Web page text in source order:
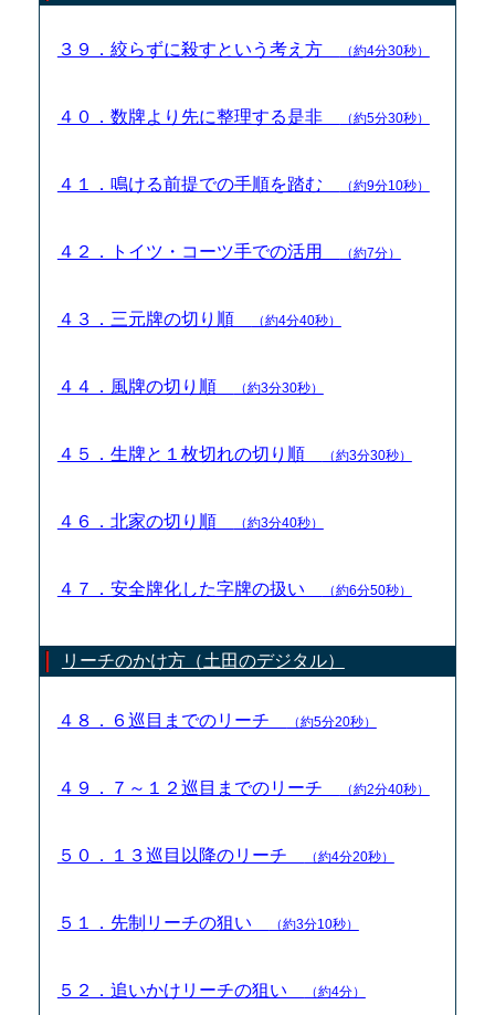
３９．絞らずに殺すという考え方 （約4分30秒）
４０．数牌より先に整理する是非 （約5分30秒）
４１．鳴ける前提での手順を踏む （約9分10秒）
４２．トイツ・コーツ手での活用 （約7分）
４３．三元牌の切り順 （約4分40秒）
４４．風牌の切り順 （約3分30秒）
４５．生牌と１枚切れの切り順 （約3分30秒）
４６．北家の切り順 （約3分40秒）
４７．安全牌化した字牌の扱い （約6分50秒）
リーチのかけ方（土田のデジタル）
４８．６巡目までのリーチ （約5分20秒）
４９．７～１２巡目までのリーチ （約2分40秒）
５０．１３巡目以降のリーチ （約4分20秒）
５１．先制リーチの狙い （約3分10秒）
５２．追いかけリーチの狙い （約4分）